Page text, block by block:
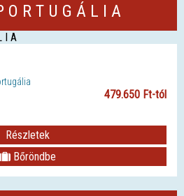
O R T U G Á L I A
479.650 Ft-tól
Részletek
Bőröndbe